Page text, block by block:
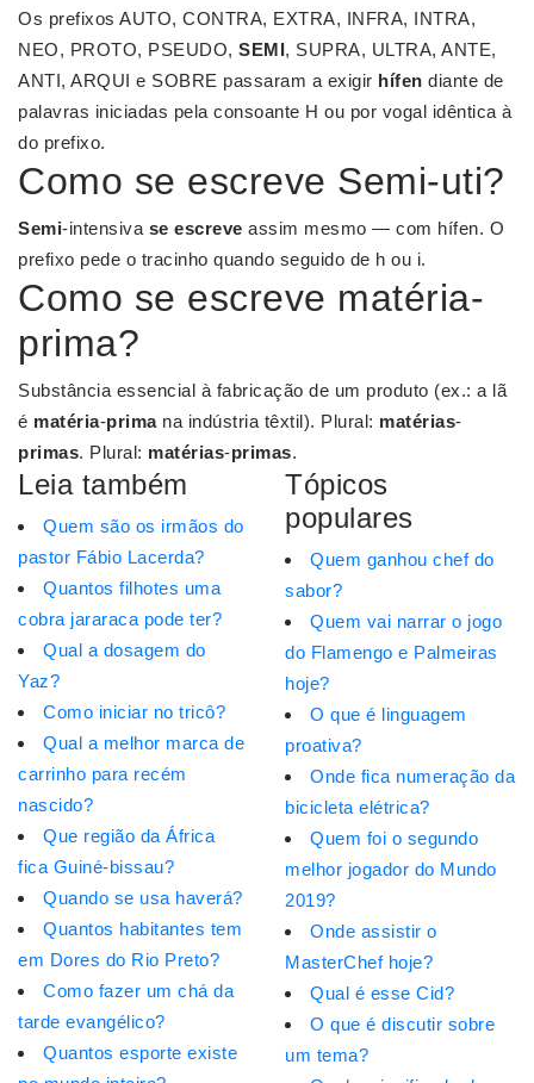
Os prefixos AUTO, CONTRA, EXTRA, INFRA, INTRA,
NEO, PROTO, PSEUDO, SEMI, SUPRA, ULTRA, ANTE,
ANTI, ARQUI e SOBRE passaram a exigir hífen diante de
palavras iniciadas pela consoante H ou por vogal idêntica à
do prefixo.
Como se escreve Semi-uti?
Semi-intensiva se escreve assim mesmo — com hífen. O
prefixo pede o tracinho quando seguido de h ou i.
Como se escreve matéria-
prima?
Substância essencial à fabricação de um produto (ex.: a lã
é matéria-primana indústria têxtil). Plural: matérias-
primas. Plural: matérias-primas.
Leia também
Quem são os irmãos do
pastor Fábio Lacerda?
Quantos filhotes uma
cobra jararaca pode ter?
Qual a dosagem do
Yaz?
Como iniciar no tricô?
Qual a melhor marca de
carrinho para recém
nascido?
Que região da África
fica Guiné-bissau?
Quando se usa haverá?
Quantos habitantes tem
em Dores do Rio Preto?
Como fazer um chá da
tarde evangélico?
Quantos esporte existe
Tópicos
populares
Quem ganhou chef do
sabor?
Quem vai narrar o jogo
do Flamengo e Palmeiras
hoje?
O que é linguagem
proativa?
Onde fica numeração da
bicicleta elétrica?
Quem foi o segundo
melhor jogador do Mundo
2019?
Onde assistir o
MasterChef hoje?
Qual é esse Cid?
O que é discutir sobre
um tema?